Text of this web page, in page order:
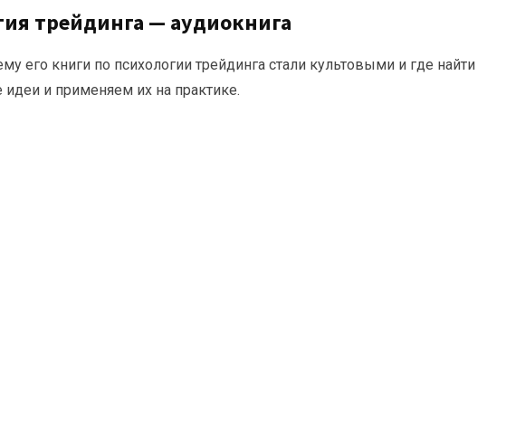
трейдинга — аудиокнига
его книги по психологии трейдинга стали культовыми и где найти
и применяем их на практике.